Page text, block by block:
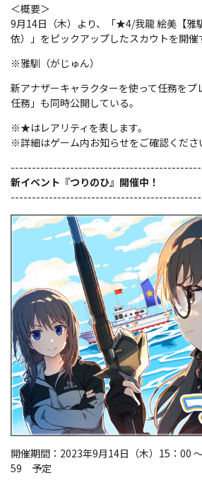
＜概要＞
9月14日（木）より、「★4/我龍 絵美【雅
依）」をピックアップしたスカウトを開催
※雅馴（がじゅん）
新アナザーキャラクターを使って任務を
任務」も同時公開している。
※★はレアリティを表します。
※詳細はゲーム内お知らせをご確認くださ
新イベント『つりのひ』開催中！
開催期間：2023年9月14日（木）15：00
59 予定